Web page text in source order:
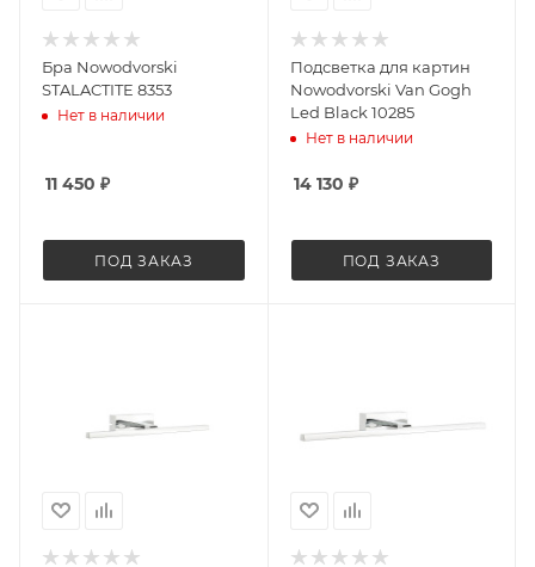
Бра Nowodvorski
STALACTITE 8353
Нет в наличии
11 450 ₽
ПОД ЗАКАЗ
Подсветка для картин
Nowodvorski Van Gogh
Led Black 10285
Нет в наличии
14 130 ₽
ПОД ЗАКАЗ